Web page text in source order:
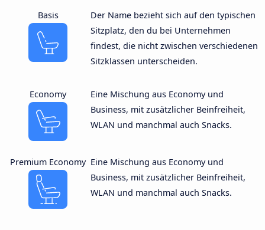
Basis
Der Name bezieht sich auf den typischen
Sitzplatz, den du bei Unternehmen
findest, die nicht zwischen verschiedenen
Sitzklassen unterscheiden.
Economy
Eine Mischung aus Economy und
Business, mit zusätzlicher Beinfreiheit,
WLAN und manchmal auch Snacks.
Premium Economy Eine Mischung aus Economy und
Business, mit zusätzlicher Beinfreiheit,
WLAN und manchmal auch Snacks.